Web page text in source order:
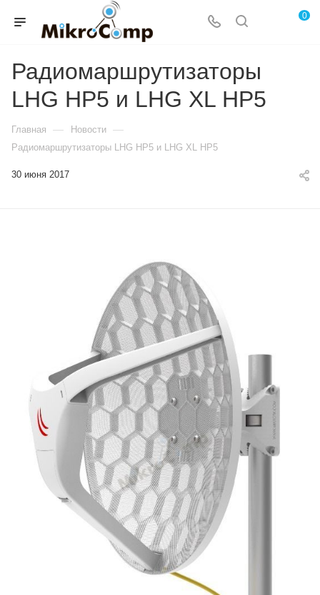
0
Радиомаршрутизаторы
LHG HP5 и LHG XL HP5
Главная — Новости —
Радиомаршрутизаторы LHG HP5 и LHG XL HP5
30 июня 2017